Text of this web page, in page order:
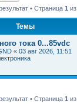
• Страница 1 из
Темы
тока 0...85vdc
« 03 авг 2026, 11:51
• Страница 1 из